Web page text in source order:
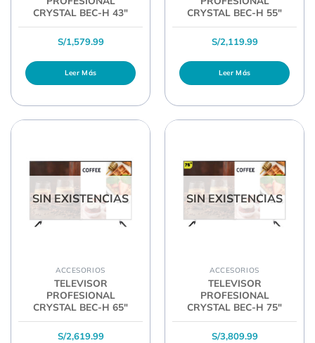
CRYSTAL BEC-H 43″
S/1,579.99
Leer Más
CRYSTAL BEC-H 55″
S/2,119.99
Leer Más
SIN EXISTENCIAS
ACCESORIOS
TELEVISOR
PROFESIONAL
CRYSTAL BEC-H 65″
S/2,619.99
SIN EXISTENCIAS
ACCESORIOS
TELEVISOR
PROFESIONAL
CRYSTAL BEC-H 75″
S/3,809.99